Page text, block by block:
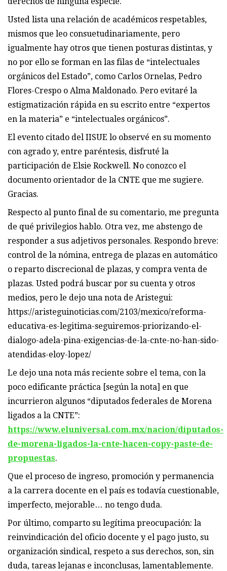
Usted lista una relación de académicos respetables,
mismos que leo consuetudinariamente, pero
igualmente hay otros que tienen posturas distintas, y
no por ello se forman en las filas de “intelectuales
orgánicos del Estado”, como Carlos Ornelas, Pedro
Flores-Crespo o Alma Maldonado. Pero evitaré la
estigmatización rápida en su escrito entre “expertos
en la materia” e “intelectuales orgánicos”.
El evento citado del IISUE lo observé en su momento
con agrado y, entre paréntesis, disfruté la
participación de Elsie Rockwell. No conozco el
documento orientador de la CNTE que me sugiere.
Gracias.
Respecto al punto final de su comentario, me pregunta
de qué privilegios hablo. Otra vez, me abstengo de
responder a sus adjetivos personales. Respondo breve:
control de la nómina, entrega de plazas en automático
o reparto discrecional de plazas, y compra venta de
plazas. Usted podrá buscar por su cuenta y otros
medios, pero le dejo una nota de Aristegui:
https://aristeguinoticias.com/2103/mexico/reforma-
educativa-es-legitima-seguiremos-priorizando-el-
dialogo-adela-pina-exigencias-de-la-cnte-no-han-sido-
atendidas-eloy-lopez/
Le dejo una nota más reciente sobre el tema, con la
poco edificante práctica [según la nota] en que
incurrieron algunos “diputados federales de Morena
ligados a la CNTE”:
https://www.eluniversal.com.mx/nacion/diputados-
de-morena-ligados-la-cnte-hacen-copy-paste-de-
propuestas.
Que el proceso de ingreso, promoción y permanencia
a la carrera docente en el país es todavía cuestionable,
imperfecto, mejorable… no tengo duda.
Por último, comparto su legítima preocupación: la
reinvindicación del oficio docente y el pago justo, su
organización sindical, respeto a sus derechos, son, sin
duda, tareas lejanas e inconclusas, lamentablemente.